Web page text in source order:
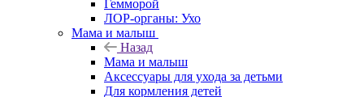
Гемморой
ЛОР-органы: Ухо
Мама и малыш
Назад
Мама и малыш
Аксессуары для ухода за детьми
Для кормления детей